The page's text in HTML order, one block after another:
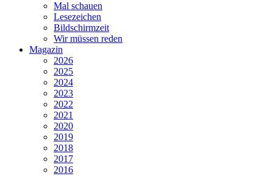
Mal schauen
Lesezeichen
Bildschirmzeit
Wir müssen reden
Magazin
2026
2025
2024
2023
2022
2021
2020
2019
2018
2017
2016